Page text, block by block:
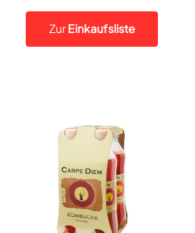
ZurEinkaufsliste